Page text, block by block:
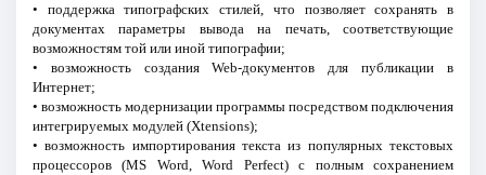
• поддержка типографских стилей, что позволяет сохранять в
документах параметры вывода на печать, соответствующие
возможностям той или иной типографии;
• возможность создания Web-документов для публикации в
Интернет;
• возможность модернизации программы посредством подключения
интегрируемых модулей (Xtensions);
• возможность импортирования текста из популярных текстовых
процессоров (MS Word, Word Perfect) с полным сохранением